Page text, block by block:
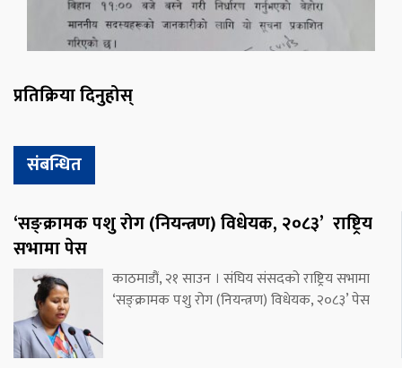
प्रतिक्रिया दिनुहोस्
संबन्धित
‘सङ्क्रामक पशु रोग (नियन्त्रण) विधेयक, २०८३’ राष्ट्रिय
सभामा पेस
काठमाडौं, २१ साउन । संघिय संसदको राष्ट्रिय सभामा
‘सङ्क्रामक पशु रोग (नियन्त्रण) विधेयक, २०८३’ पेस